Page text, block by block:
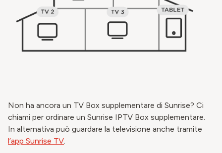
Non ha ancora un TV Box supplementare di Sunrise? Ci
chiami per ordinare un Sunrise IPTV Box supplementare.
In alternativa può guardare la televisione anche tramite
l’app Sunrise TV.